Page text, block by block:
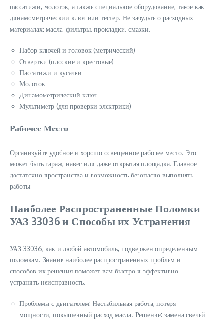
пассатижи, молоток, а также специальное оборудование, такое как
динамометрический ключ или тестер. Не забудьте о расходных
материалах: масла, фильтры, прокладки, смазки.
Набор ключей и головок (метрический)
Отвертки (плоские и крестовые)
Пассатижи и кусачки
Молоток
Динамометрический ключ
Мультиметр (для проверки электрики)
Рабочее Место
Организуйте удобное и хорошо освещенное рабочее место. Это
может быть гараж, навес или даже открытая площадка. Главное –
достаточно пространства и возможность безопасно выполнять
работы.
Наиболее Распространенные Поломки
УАЗ 33036 и Способы их Устранения
УАЗ 33036, как и любой автомобиль, подвержен определенным
поломкам. Знание наиболее распространенных проблем и
способов их решения поможет вам быстро и эффективно
устранить неисправность.
Проблемы с двигателем: Нестабильная работа, потеря
мощности, повышенный расход масла. Решение: замена свечей